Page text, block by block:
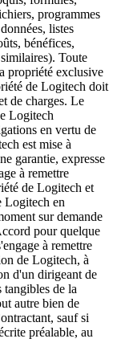
programmes
listes
bénéfices,
Toute
propriété exclusive
de Logitech doit
de charges. Le
Logitech
en vertu de
est mise à
garantie, expresse
à remettre
de Logitech et
Logitech en
sur demande
pour quelque
à remettre
de Logitech, à
d'un dirigeant de
tangibles de la
autre bien de
sauf si
préalable, au